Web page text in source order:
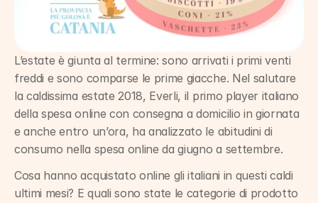
L’estate è giunta al termine: sono arrivati i primi venti
freddi e sono comparse le prime giacche. Nel salutare
la caldissima estate 2018, Everli, il primo player italiano
della spesa online con consegna a domicilio in giornata
e anche entro un’ora, ha analizzato le abitudini di
consumo nella spesa online da giugno a settembre.
Cosa hanno acquistato online gli italiani in questi caldi
ultimi mesi? E quali sono state le categorie di prodotto